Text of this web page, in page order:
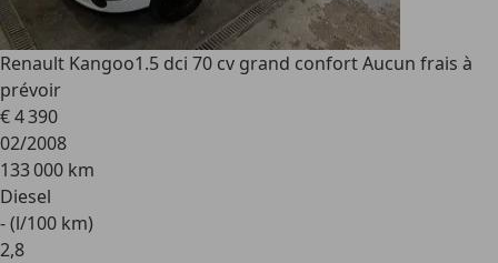
Renault Kangoo1.5 dci 70 cv grand confort Aucun frais à
prévoir
€ 4 390
02/2008
133 000 km
Diesel
- (l/100 km)
2,8